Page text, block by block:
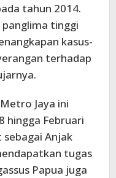
tahun 2014.
panglima tinggi
kasus-
terhadap
Jaya ini
hingga Februari
Anjak
tugas
Papua juga